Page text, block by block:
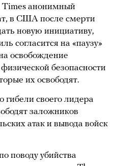
Times анонимный
в США после смерти
новую инициативу,
согласится на «паузу»
освобождение
безопасности
их освободят.
своего лидера
заложников
атак и вывода войск
поводу убийства